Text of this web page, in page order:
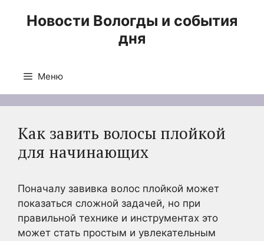
Новости Вологды и события
дня
Меню
Как завить волосы плойкой
для начинающих
Поначалу завивка волос плойкой может
показаться сложной задачей, но при
правильной технике и инструментах это
может стать простым и увлекательным